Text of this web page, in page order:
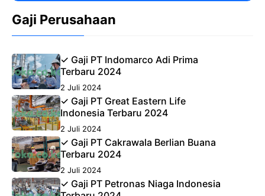
Gaji Perusahaan
✓ Gaji PT Indomarco Adi Prima
Terbaru 2024
2 Juli 2024
✓ Gaji PT Great Eastern Life
Indonesia Terbaru 2024
2 Juli 2024
✓ Gaji PT Cakrawala Berlian Buana
Terbaru 2024
2 Juli 2024
✓ Gaji PT Petronas Niaga Indonesia